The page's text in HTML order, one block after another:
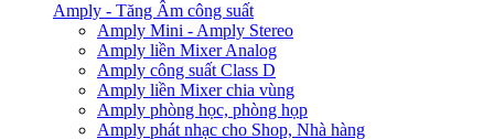
Amply - Tăng Âm công suất
Amply Mini - Amply Stereo
Amply liền Mixer Analog
Amply công suất Class D
Amply liền Mixer chia vùng
Amply phòng học, phòng họp
Amply phát nhạc cho Shop, Nhà hàng